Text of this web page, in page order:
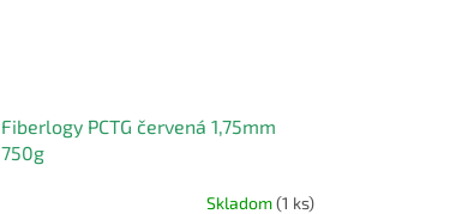
Fiberlogy PCTG červená 1,75mm
750g
Skladom(1 ks)